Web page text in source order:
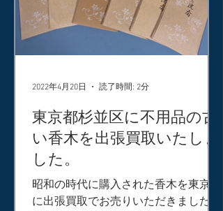
東京都杉並区に不用品の古
い香木を出張買取いたしま
した。
昭和の時代に購入された香木を東京都
に出張買取でお売りいただきました。
2022年4月20日 読了時間: 2分